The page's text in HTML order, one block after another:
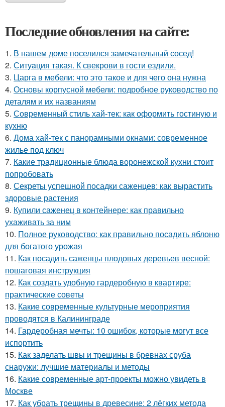
Последние обновления на сайте:
1. В нашем доме поселился замечательный сосед!
2. Ситуaция такая. К свекрови в гости ездили.
3. Царга в мебели: что это такое и для чего она нужна
4. Основы корпусной мебели: подробное руководство по
деталям и их названиям
5. Современный стиль хай-тек: как оформить гостиную и
кухню
6. Дома хай-тек с панорамными окнами: современное
жилье под ключ
7. Какие традиционные блюда воронежской кухни стоит
попробовать
8. Секреты успешной посадки саженцев: как вырастить
здоровые растения
9. Купили саженец в контейнере: как правильно
ухаживать за ним
10. Полное руководство: как правильно посадить яблоню
для богатого урожая
11. Как посадить саженцы плодовых деревьев весной:
пошаговая инструкция
12. Как создать удобную гардеробную в квартире:
практические советы
13. Какие современные культурные мероприятия
проводятся в Калининграде
14. Гардеробная мечты: 10 ошибок, которые могут все
испортить
15. Как заделать швы и трещины в бревнах сруба
снаружи: лучшие материалы и методы
16. Какие современные арт-проекты можно увидеть в
Москве
17. Как убрать трещины в древесине: 2 лёгких метода